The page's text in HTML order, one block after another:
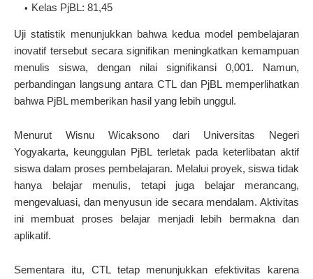
Kelas PjBL: 81,45
Uji statistik menunjukkan bahwa kedua model pembelajaran
inovatif tersebut secara signifikan meningkatkan kemampuan
menulis siswa, dengan nilai signifikansi 0,001. Namun,
perbandingan langsung antara CTL dan PjBL memperlihatkan
bahwa PjBL memberikan hasil yang lebih unggul.
Menurut Wisnu Wicaksono dari Universitas Negeri
Yogyakarta, keunggulan PjBL terletak pada keterlibatan aktif
siswa dalam proses pembelajaran. Melalui proyek, siswa tidak
hanya belajar menulis, tetapi juga belajar merancang,
mengevaluasi, dan menyusun ide secara mendalam. Aktivitas
ini membuat proses belajar menjadi lebih bermakna dan
aplikatif.
Sementara itu, CTL tetap menunjukkan efektivitas karena